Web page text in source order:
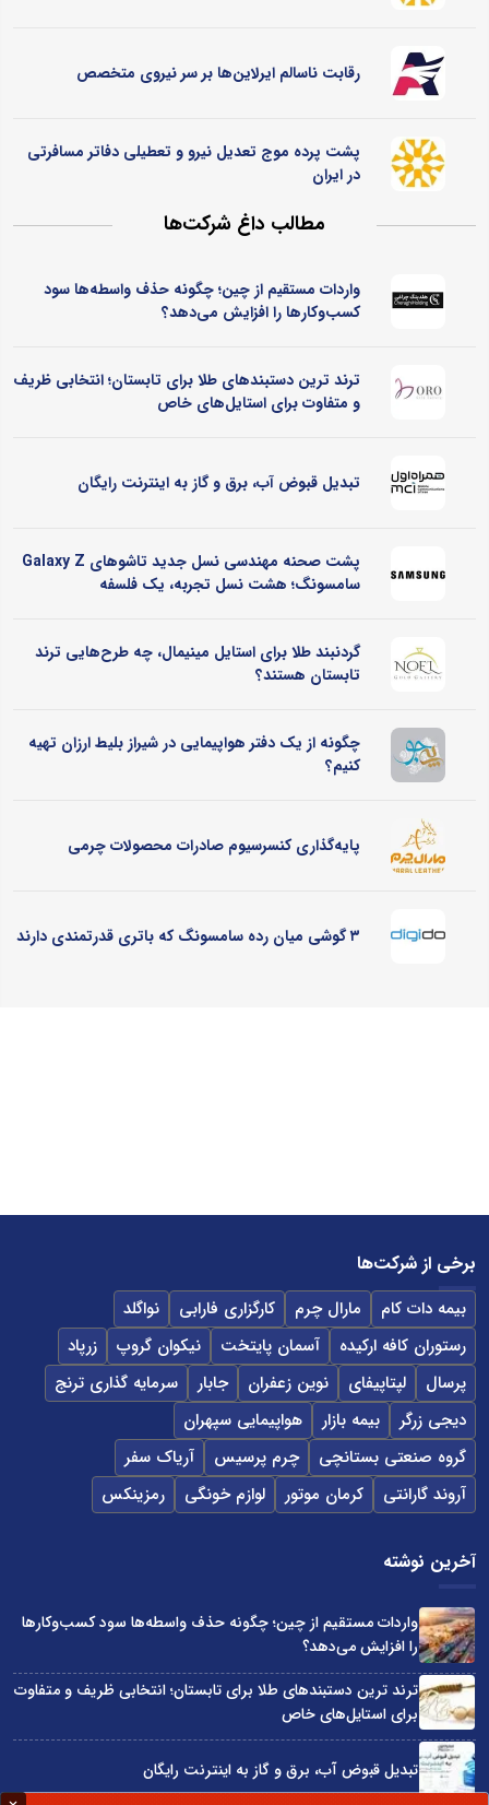
رقابت ناسالم ایرلاین‌ها بر سر نیروی متخصص
پشت پرده موج تعدیل نیرو و تعطیلی دفاتر مسافرتی
در ایران
مطالب داغ شرکت‌ها
واردات مستقیم از چین؛ چگونه حذف واسطه‌ها سود
کسب‌وکارها را افزایش می‌دهد؟
ترند ترین دستبندهای طلا برای تابستان؛ انتخابی ظریف
و متفاوت برای استایل‌های خاص
تبدیل قبوض آب، برق و گاز به اینترنت رایگان
پشت صحنه مهندسی نسل جدید تاشوهای Galaxy Z
سامسونگ؛ هشت نسل تجربه، یک فلسفه
گردنبند طلا برای استایل مینیمال، چه طرح‌هایی ترند
تابستان هستند؟
چگونه از یک دفتر هواپیمایی در شیراز بلیط ارزان تهیه
کنیم؟
پایه‌گذاری کنسرسیوم صادرات محصولات چرمی
۳ گوشی میان رده سامسونگ که باتری قدرتمندی دارند
برخی از شرکت‌ها
بیمه دات کام مارال چرم کارگزاری فارابی
نواگلد
رستوران کافه ارکیده
آسمان پایتخت نیکوان گروپ
زرپاد
پرسال
لپتاپیفای نوین زعفران جابار
سرمایه گذاری ترنج
دیجی زرگر
بیمه بازار
هواپیمایی سپهران
گروه صنعتی بستانچی
چرم پرسیس
آریاک سفر
آروند گارانتی
کرمان موتور لوازم خونگی رمزینکس
آخرین نوشته
واردات مستقیم از چین؛ چگونه حذف واسطه‌ها سود کسب‌وکارها
را افزایش می‌دهد؟
ترند ترین دستبندهای طلا برای تابستان؛ انتخابی ظریف و متفاوت
برای استایل‌های خاص
تبدیل قبوض آب، برق و گاز به اینترنت رایگان